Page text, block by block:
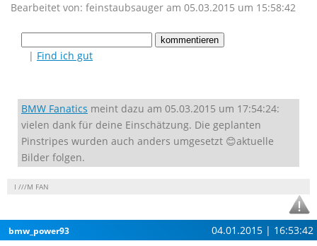
Bearbeitet von: feinstaubsauger am 05.03.2015 um 15:58:42
| Find ich gut
BMW Fanatics meint dazu am 05.03.2015 um 17:54:24:
vielen dank für deine Einschätzung. Die geplanten
Pinstripes wurden auch anders umgesetzt 😊aktuelle
Bilder folgen.
I ///M FAN
bmw_power93 04.01.2015 | 16:53:42